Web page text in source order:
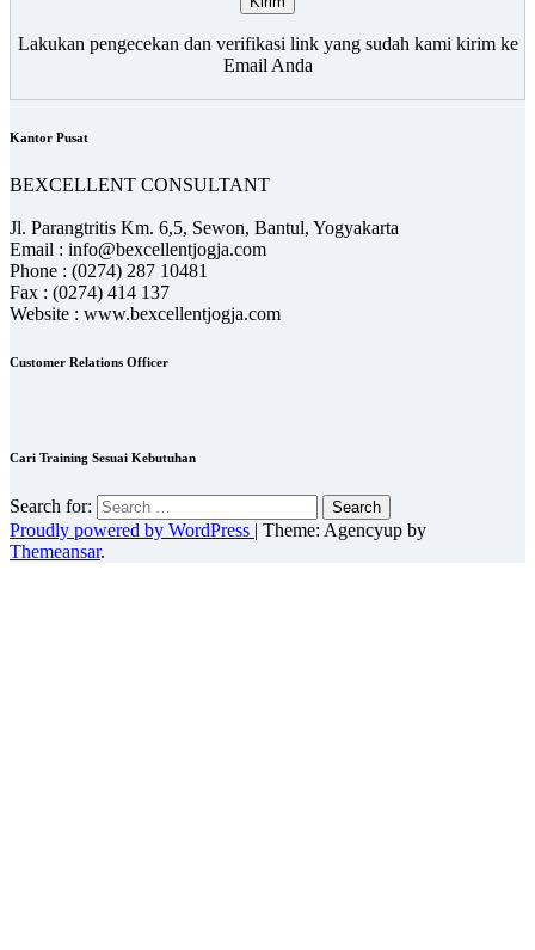
Lakukan pengecekan dan verifikasi link yang sudah kami kirim ke
Email Anda
Kantor Pusat
BEXCELLENT CONSULTANT
Jl. Parangtritis Km. 6,5, Sewon, Bantul, Yogyakarta
Email : info@bexcellentjogja.com
Phone : (0274) 287 10481
Fax : (0274) 414 137
Website : www.bexcellentjogja.com
Customer Relations Officer
Cari Training Sesuai Kebutuhan
Search for:
Proudly powered by WordPress | Theme: Agencyup by
Themeansar.